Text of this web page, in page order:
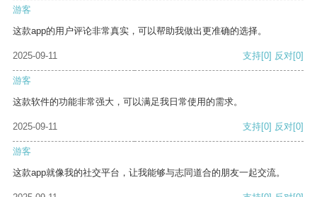
游客
这款app的用户评论非常真实，可以帮助我做出更准确的选择。
2025-09-11 支持[0] 反对[0]
游客
这款软件的功能非常强大，可以满足我日常使用的需求。
2025-09-11 支持[0] 反对[0]
游客
这款app就像我的社交平台，让我能够与志同道合的朋友一起交流。